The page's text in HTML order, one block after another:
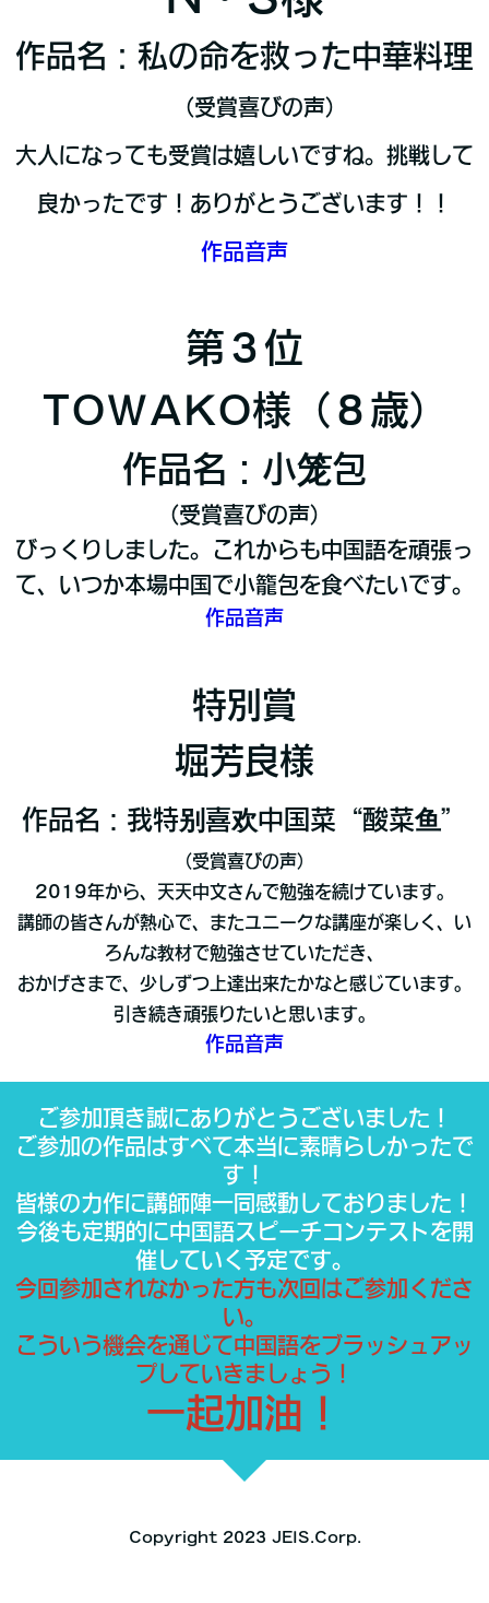
作品名：私の命を救った中華料理
（受賞喜びの声）
大人になっても受賞は嬉しいですね。挑戦して
良かったです！ありがとうございます！！
作品音声
第３位
TOWAKO様（８歳）
作品名：小笼包
（受賞喜びの声）
びっくりしました。これからも中国語を頑張っ
て、いつか本場中国で小籠包を食べたいです。
作品音声
特別賞
堀芳良様
作品名：我特别喜欢中国菜“酸菜鱼”
（受賞喜びの声）
2019年から、天天中文さんで勉強を続けています。
講師の皆さんが熱心で、またユニークな講座が楽しく、い
ろんな教材で勉強させていただき、
おかげさまで、少しずつ上達出来たかなと感じています。
引き続き頑張りたいと思います。
作品音声
ご参加頂き誠にありがとうございました！
ご参加の作品はすべて本当に素晴らしかったで
す！
皆様の力作に講師陣一同感動しておりました！
今後も定期的に中国語スピーチコンテストを開
催していく予定です。
今回参加されなかった方も次回はご参加くださ
い。
こういう機会を通じて中国語をブラッシュアッ
プしていきましょう！
一起加油！
Copyright 2023 JEIS.Corp.